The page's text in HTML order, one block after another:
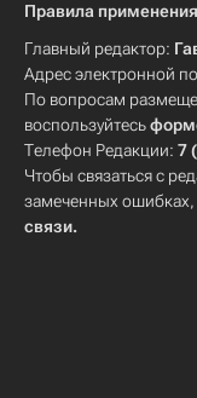
Правила
Главный редактор:
Адрес электронной
По вопросам
воспользуйтесь
Телефон Редакции: 7
Чтобы связаться с
замеченных ошибках,
связи.